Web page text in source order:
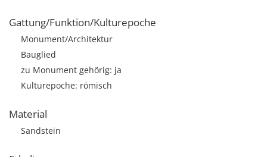
Gattung/Funktion/Kulturepoche
Monument/Architektur
Bauglied
zu Monument gehörig: ja
Kulturepoche: römisch
Material
Sandstein